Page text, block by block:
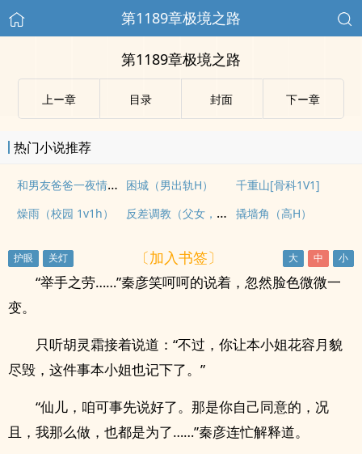
第1189章极境之路
第1189章极境之路
上ー章 目录 封面 下ー章
热门小说推荐
和男友爸爸一夜情后（3P 高h） 困城（男出轨H）
千重山[骨科1V1]
燥雨（校园 1v1h）
反差调教（父女，高H） 撬墙角（高H）
〔加入书签〕
“举手之劳……”秦彦笑呵呵的说着，忽然脸色微微一
变。
只听胡灵霜接着说道：“不过，你让本小姐花容月貌
尽毁，这件事本小姐也记下了。”
“仙儿，咱可事先说好了。那是你自己同意的，况
且，我那么做，也都是为了……”秦彦连忙解释道。